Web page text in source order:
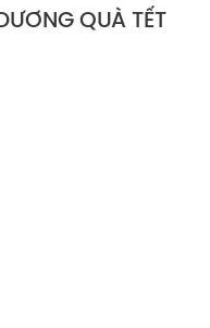
QUÀ TẾT